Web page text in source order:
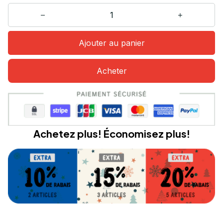
Ajouter au panier
Acheter
Achetez plus! Économisez plus!